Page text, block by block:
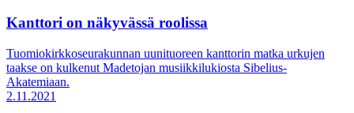
Kanttori on näkyvässä roolissa
Tuomiokirkkoseurakunnan uunituoreen kanttorin matka urkujen
taakse on kulkenut Madetojan musiikkilukiosta Sibelius-
Akatemiaan.
2.11.2021